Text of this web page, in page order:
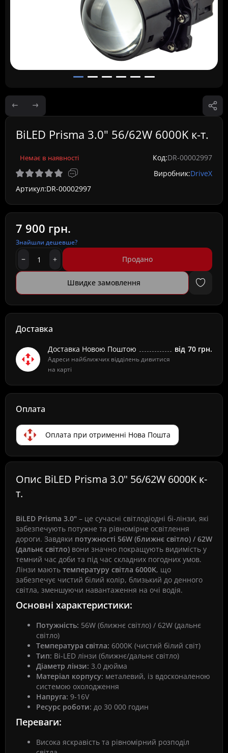
BiLED Prisma 3.0" 56/62W 6000K к-т.
Немає в наявності Код:DR-00002997
Виробник:DriveX
Артикул:DR-00002997
7 900 грн.
Знайшли дешевше?
Продано
Швидке замовлення
Доставка
Доставка Новою Поштою
Адреси найближчих відділень дивитися
на карті
від 70 грн.
Оплата
Оплата при отрименні Нова Пошта
Опис BiLED Prisma 3.0" 56/62W 6000K к-
т.
BiLED Prisma 3.0" – це сучасні світлодіодні бі-лінзи, які
забезпечують потужне та рівномірне освітлення
дороги. Завдяки потужності 56W (ближнє світло) / 62W
(дальнє світло) вони значно покращують видимість у
темний час доби та під час складних погодних умов.
Лінзи мають температуру світла 6000K, що
забезпечує чистий білий колір, близький до денного
світла, зменшуючи навантаження на очі водія.
Основні характеристики:
Потужність: 56W (ближнє світло) / 62W (дальнє
світло)
Температура світла: 6000K (чистий білий світ)
Тип: Bi-LED лінзи (ближнє/дальнє світло)
Діаметр лінзи: 3.0 дюйма
Матеріал корпусу: металевий, із вдосконаленою
системою охолодження
Напруга: 9-16V
Ресурс роботи: до 30 000 годин
Переваги:
Висока яскравість та рівномірний розподіл